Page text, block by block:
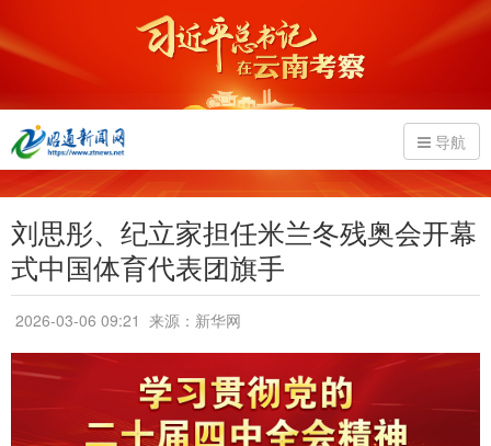
导航
刘思彤、纪立家担任米兰冬残奥会开幕
式中国体育代表团旗手
2026-03-06 09:21 来源：新华网